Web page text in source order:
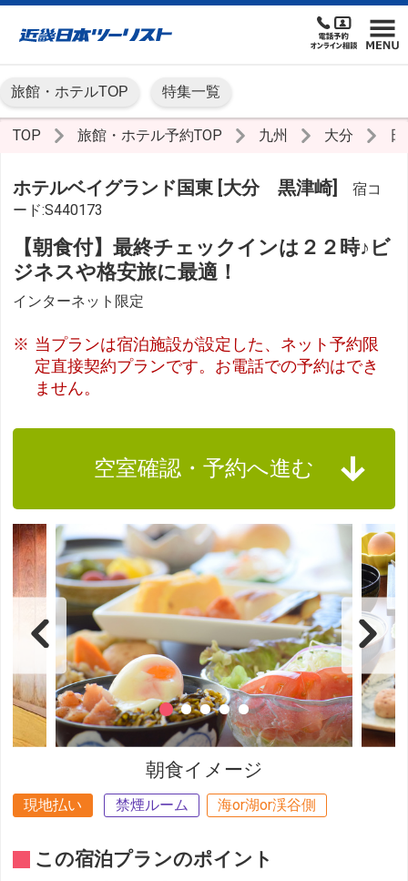
旅館・ホテルTOP 特集一覧
TOP 旅館・ホテル予約TOP 九州 大分
ホテルベイグランド国東 [大分 黒津崎]
宿コ
ード:S440173
【朝食付】最終チェックインは２２時♪ビ
ジネスや格安旅に最適！
インターネット限定
当プランは宿泊施設が設定した、ネット予約限
定直接契約プランです。お電話での予約はでき
ません。
空室確認・予約へ進む
朝食イメージ
現地払い 禁煙ルーム 海or湖or渓谷側
この宿泊プランのポイント